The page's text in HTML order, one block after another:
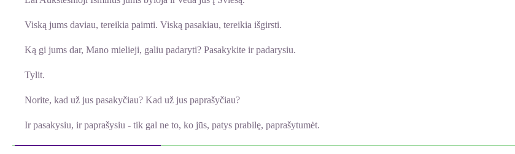
Viską jums daviau, tereikia paimti. Viską pasakiau, tereikia išgirsti.
Ką gi jums dar, Mano mielieji, galiu padaryti? Pasakykite ir padarysiu.
Tylit.
Norite, kad už jus pasakyčiau? Kad už jus paprašyčiau?
Ir pasakysiu, ir paprašysiu - tik gal ne to, ko jūs, patys prabilę, paprašytumėt.